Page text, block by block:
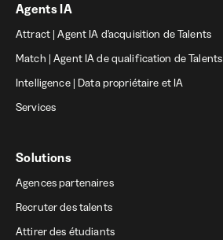
Agents IA
Attract | Agent IA d'acquisition de Talents
Match | Agent IA de qualification de Talents
Intelligence | Data propriétaire et IA
Services
Solutions
Agences partenaires
Recruter des talents
Attirer des étudiants